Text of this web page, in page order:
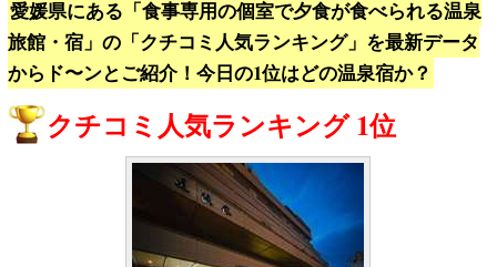
愛媛県にある「食事専用の個室で夕食が食べられる温泉
旅館・宿」の「クチコミ人気ランキング」を最新データ
からド〜ンとご紹介！今日の1位はどの温泉宿か？
クチコミ人気ランキング 1位